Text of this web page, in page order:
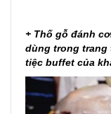
+ Thố gỗ đánh
dùng trong trang
tiệc buffet của